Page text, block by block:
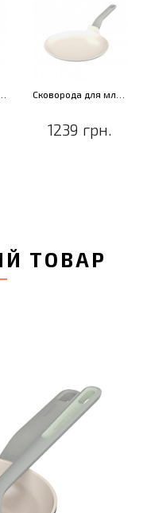
1239 грн.
ТОВАР